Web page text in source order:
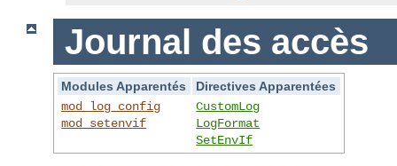
Journal des accès
Modules Apparentés
Directives Apparentées
mod_log_config
mod_setenvif
CustomLog
LogFormat
SetEnvIf